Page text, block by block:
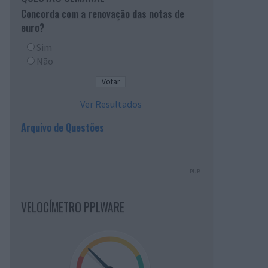
Concorda com a renovação das notas de
euro?
Sim
Não
Ver Resultados
Arquivo de Questões
PUB
VELOCÍMETRO PPLWARE